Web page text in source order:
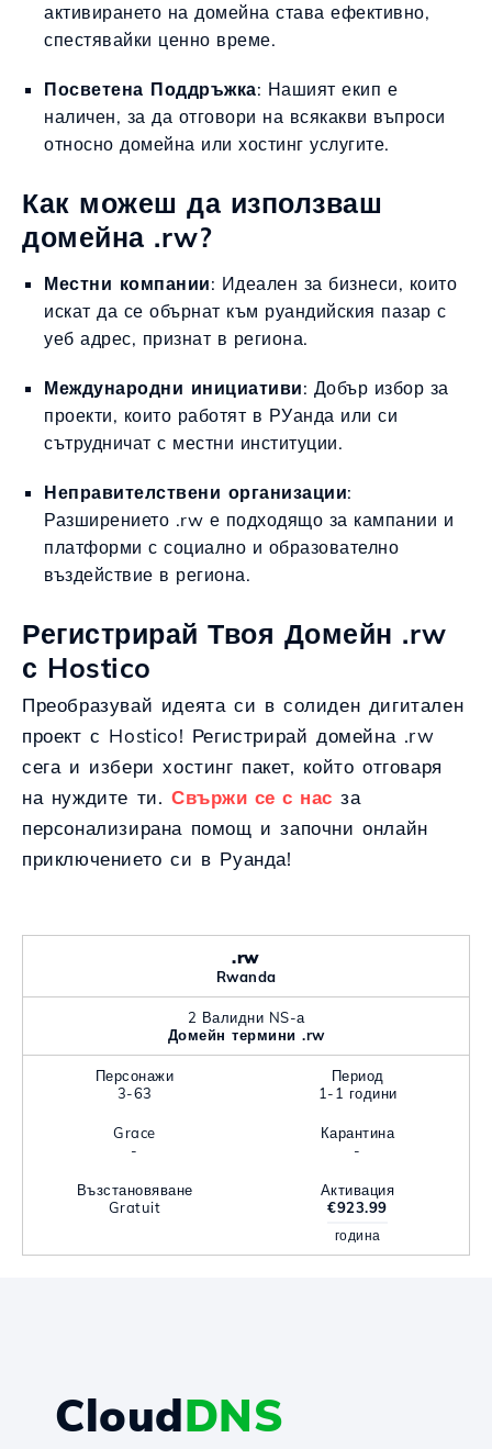
активирането на домейна става ефективно,
спестявайки ценно време.
Посветена Поддръжка: Нашият екип е
наличен, за да отговори на всякакви въпроси
относно домейна или хостинг услугите.
Как можеш да използваш
домейна .rw?
Местни компании: Идеален за бизнеси, които
искат да се обърнат към руандийския пазар с
уеб адрес, признат в региона.
Международни инициативи: Добър избор за
проекти, които работят в РУанда или си
сътрудничат с местни институции.
Неправителствени организации:
Разширението .rw е подходящо за кампании и
платформи с социално и образователно
въздействие в региона.
Регистрирай Твоя Домейн .rw
с Hostico
Преобразувай идеята си в солиден дигитален
проект с Hostico! Регистрирай домейна .rw
сега и избери хостинг пакет, който отговаря
на нуждите ти. Свържи се с нас за
персонализирана помощ и започни онлайн
приключението си в Руанда!
.rw
Rwanda
2 Валидни NS-а
Домейн термини .rw
Персонажи
3-63
Период
1-1 години
Grace
-
Карантина
-
Възстановяване
Gratuit
Активация
€923.99
година
CloudDNS